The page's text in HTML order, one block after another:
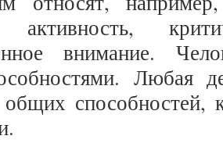
активность,
внимание.
Любая
способностей,